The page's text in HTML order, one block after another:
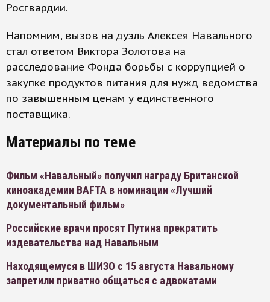
Росгвардии.
Напомним, вызов на дуэль Алексея Навального
стал ответом Виктора Золотова на
расследование Фонда борьбы с коррупцией о
закупке продуктов питания для нужд ведомства
по завышенным ценам у единственного
поставщика.
Материалы по теме
Фильм «Навальный» получил награду Британской
киноакадемии BAFTA в номинации «Лучший
документальный фильм»
Российские врачи просят Путина прекратить
издевательства над Навальным
Находящемуся в ШИЗО с 15 августа Навальному
запретили приватно общаться с адвокатами